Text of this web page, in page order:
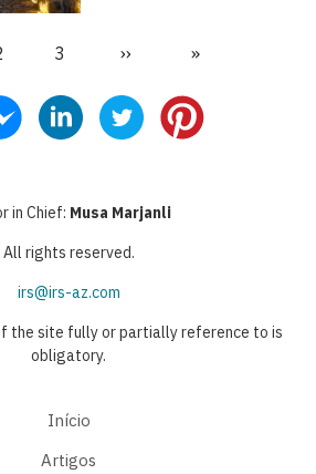
Página
3
Próxima
››
Última
»
in Chief: Musa Marjanli
All rights reserved.
irs@irs-az.com
the site fully or partially reference to is
obligatory.
Início
Artigos